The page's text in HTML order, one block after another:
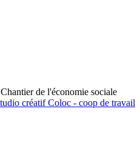
de l'économie sociale
créatif Coloc - coop de travail